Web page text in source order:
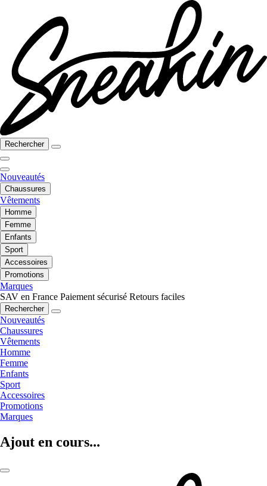
Rechercher
Nouveautés
Chaussures
Vêtements
Homme
Femme
Enfants
Sport
Accessoires
Promotions
Marques
SAV en France Paiement sécurisé Retours faciles
Rechercher
Nouveautés
Chaussures
Vêtements
Homme
Femme
Enfants
Sport
Accessoires
Promotions
Marques
Ajout en cours...